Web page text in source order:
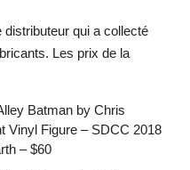
qui a collecté
Les prix de la
Batman by Chris
Vinyl Figure – SDCC 2018
– $60